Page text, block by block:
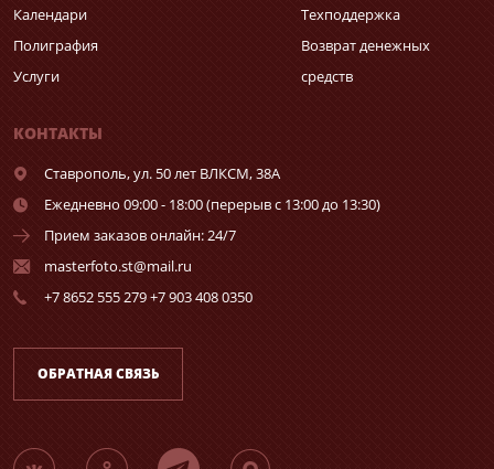
Календари
Полиграфия
Услуги
Техподдержка
Возврат денежных
средств
КОНТАКТЫ
Ставрополь,ул. 50 лет ВЛКСМ, 38А
Ежедневно 09:00 - 18:00 (перерыв с 13:00 до 13:30)
Прием заказов онлайн: 24/7
masterfoto.st@mail.ru
+7 8652 555 279 +7 903 408 0350
ОБРАТНАЯ СВЯЗЬ